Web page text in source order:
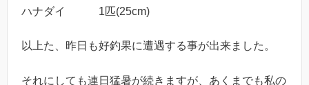
ハナダイ 1匹(25cm)
以上た、昨日も好釣果に遭遇する事が出来ました。
それにしても連日猛暑が続きますが、あくまでも私の